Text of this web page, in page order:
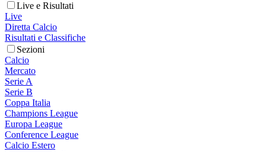
Live e Risultati
Live
Diretta Calcio
Risultati e Classifiche
Sezioni
Calcio
Mercato
Serie A
Serie B
Coppa Italia
Champions League
Europa League
Conference League
Calcio Estero